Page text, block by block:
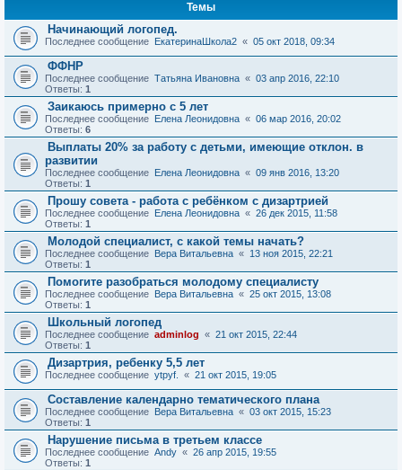
Темы
Начинающий логопед.
Последнее сообщение ЕкатеринаШкола2 « 05 окт 2018, 09:34
ФФНР
Последнее сообщение Татьяна Ивановна « 03 апр 2016, 22:10
Ответы: 1
Заикаюсь примерно с 5 лет
Последнее сообщение Елена Леонидовна « 06 мар 2016, 20:02
Ответы: 6
Выплаты 20% за работу с детьми, имеющие отклон. в
развитии
Последнее сообщение Елена Леонидовна « 09 янв 2016, 13:20
Ответы: 1
Прошу совета - работа с ребёнком с дизартрией
Последнее сообщение Елена Леонидовна « 26 дек 2015, 11:58
Ответы: 1
Молодой специалист, с какой темы начать?
Последнее сообщение Вера Витальевна « 13 ноя 2015, 22:21
Ответы: 1
Помогите разобраться молодому специалисту
Последнее сообщение Вера Витальевна « 25 окт 2015, 13:08
Ответы: 1
Школьный логопед
Последнее сообщение adminlog « 21 окт 2015, 22:44
Ответы: 1
Дизартрия, ребенку 5,5 лет
Последнее сообщение ytpyf. « 21 окт 2015, 19:05
Составление календарно тематического плана
Последнее сообщение Вера Витальевна « 03 окт 2015, 15:23
Ответы: 1
Нарушение письма в третьем классе
Последнее сообщение Andy « 26 апр 2015, 19:55
Ответы: 1